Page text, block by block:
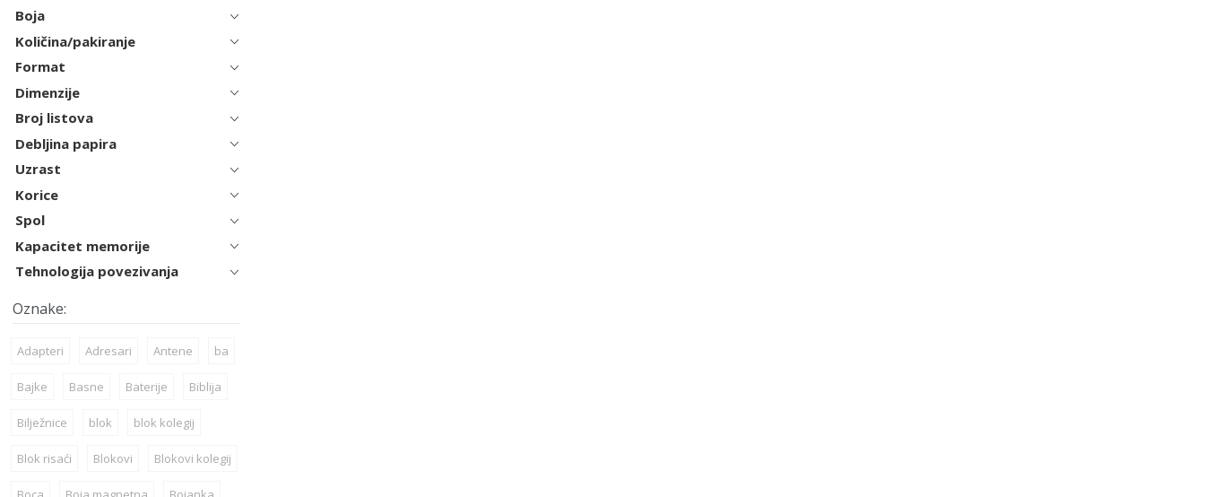
Boja
Količina/pakiranje
Format
Dimenzije
Broj listova
Debljina papira
Uzrast
Korice
Spol
Kapacitet memorije
Tehnologija povezivanja
Adapteri Adresari Antene ba
Bajke Basne Baterije Biblija
Bilježnice blok blok kolegij
Blok risaći Blokovi Blokovi kolegij